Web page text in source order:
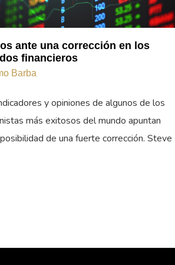
ante una corrección en los
financieros
Barba
y opiniones de algunos de los
más exitosos del mundo apuntan
de una fuerte corrección. Steve